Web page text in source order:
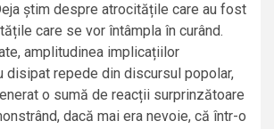
știm despre atrocitățile care au fost
care se vor întâmpla în curând.
amplitudinea implicațiilor
disipat repede din discursul popolar,
o sumă de reacții surprinzătoare
dacă mai era nevoie, că într-o